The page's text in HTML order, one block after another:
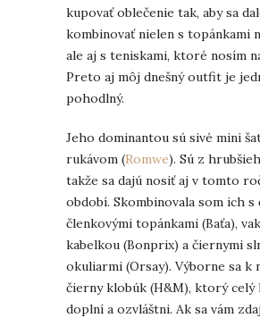
kupovať oblečenie tak, aby sa
kombinovať nielen s topánkami
ale aj s teniskami, ktoré nosím
Preto aj môj dnešný outfit je
pohodlný.
Jeho dominantou sú sivé mini
rukávom (Romwe). Sú z
takže sa dajú nosiť aj v tomto
období. Skombinovala som ich s
členkovými topánkami (Baťa),
kabelkou (Bonprix) a čiernymi
okuliarmi (Orsay). Výborne sa k
čierny klobúk (H&M), ktorý celý
doplní a ozvláštni. Ak sa vám